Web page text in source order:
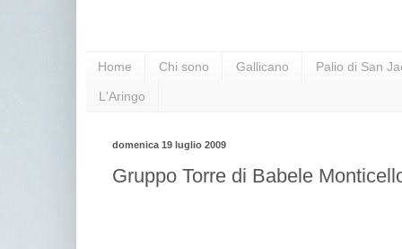
Home Chi sono Gallicano Palio di San
L'Aringo
domenica 19 luglio 2009
Gruppo Torre di Babele